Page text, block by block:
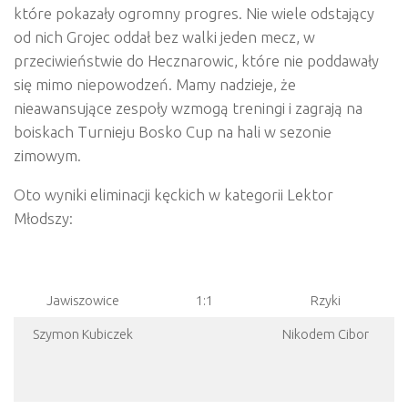
które pokazały ogromny progres. Nie wiele odstający
od nich Grojec oddał bez walki jeden mecz, w
przeciwieństwie do Hecznarowic, które nie poddawały
się mimo niepowodzeń. Mamy nadzieje, że
nieawansujące zespoły wzmogą treningi i zagrają na
boiskach Turnieju Bosko Cup na hali w sezonie
zimowym.
Oto wyniki eliminacji kęckich w kategorii Lektor
Młodszy:
Jawiszowice 1:1 Rzyki
Szymon Kubiczek Nikodem Cibor